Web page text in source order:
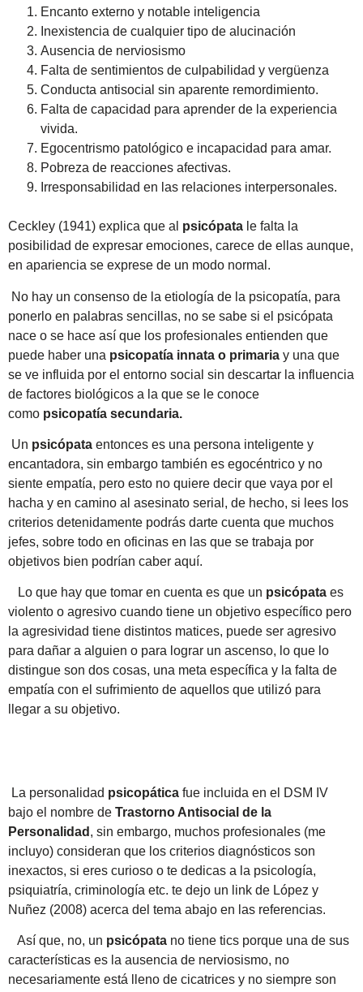
Encanto externo y notable inteligencia
Inexistencia de cualquier tipo de alucinación
Ausencia de nerviosismo
Falta de sentimientos de culpabilidad y vergüenza
Conducta antisocial sin aparente remordimiento.
Falta de capacidad para aprender de la experiencia
vivida.
Egocentrismo patológico e incapacidad para amar.
Pobreza de reacciones afectivas.
Irresponsabilidad en las relaciones interpersonales.
Ceckley (1941) explica que al psicópata le falta la
posibilidad de expresar emociones, carece de ellas aunque,
en apariencia se exprese de un modo normal.
No hay un consenso de la etiología de la psicopatía, para
ponerlo en palabras sencillas, no se sabe si el psicópata
nace o se hace así que los profesionales entienden que
puede haber una psicopatía innata o primaria y una que
se ve influida por el entorno social sin descartar la influencia
de factores biológicos a la que se le conoce
como psicopatía secundaria.
Un psicópata entonces es una persona inteligente y
encantadora, sin embargo también es egocéntrico y no
siente empatía, pero esto no quiere decir que vaya por el
hacha y en camino al asesinato serial, de hecho, si lees los
criterios detenidamente podrás darte cuenta que muchos
jefes, sobre todo en oficinas en las que se trabaja por
objetivos bien podrían caber aquí.
Lo que hay que tomar en cuenta es que un psicópata es
violento o agresivo cuando tiene un objetivo específico pero
la agresividad tiene distintos matices, puede ser agresivo
para dañar a alguien o para lograr un ascenso, lo que lo
distingue son dos cosas, una meta específica y la falta de
empatía con el sufrimiento de aquellos que utilizó para
llegar a su objetivo.
La personalidad psicopática fue incluida en el DSM IV
bajo el nombre de Trastorno Antisocial de la
Personalidad , sin embargo, muchos profesionales (me
incluyo) consideran que los criterios diagnósticos son
inexactos, si eres curioso o te dedicas a la psicología,
psiquiatría, criminología etc. te dejo un link de López y
Nuñez (2008) acerca del tema abajo en las referencias.
Así que, no, un psicópata no tiene tics porque una de sus
características es la ausencia de nerviosismo, no
necesariamente está lleno de cicatrices y no siempre son